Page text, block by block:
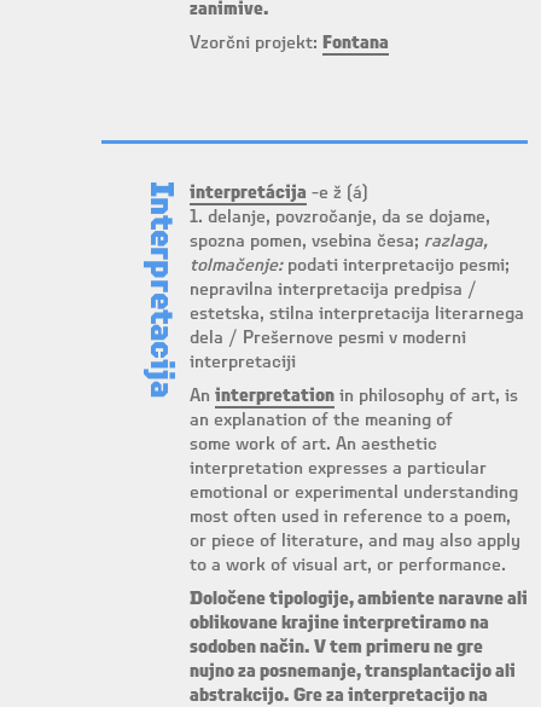
zanimive.
Vzorčni projekt: Fontana
Interpretacija interpretácija -e ž (á)
1. delanje, povzročanje, da se dojame,
spozna pomen, vsebina česa; razlaga,
tolmačenje:podati interpretacijo pesmi;
nepravilna interpretacija predpisa /
estetska, stilna interpretacija literarnega
dela / Prešernove pesmi v moderni
interpretaciji
An interpretationin philosophy of art, is
an explanation of the meaning of
some work of art. An aesthetic
interpretation expresses a particular
emotional or experimental understanding
most often used in reference to a poem,
or piece of literature, and may also apply
to a work of visual art, or performance.
Določene tipologije, ambiente naravne ali
oblikovane krajine interpretiramo na
sodoben način. V tem primeru ne gre
nujno za posnemanje, transplantacijo ali
abstrakcijo. Gre za interpretacijo na